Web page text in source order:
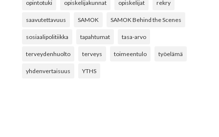
opintotuki opiskelijakunnat opiskelijat rekry
saavutettavuus SAMOK SAMOK Behind the Scenes
sosiaalipolitiikka tapahtumat tasa-arvo
terveydenhuolto terveys toimeentulo työelämä
yhdenvertaisuus YTHS